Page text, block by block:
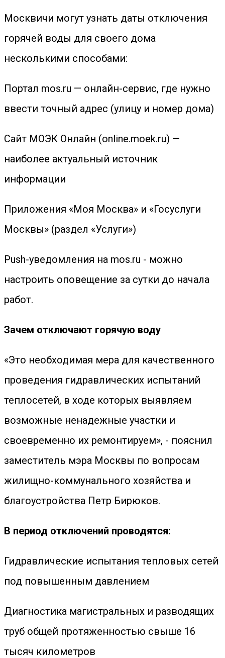
Москвичи могут узнать даты отключения
горячей воды для своего дома
несколькими способами:
Портал mos.ru — онлайн-сервис, где нужно
ввести точный адрес (улицу и номер дома)
Сайт МОЭК Онлайн (online.moek.ru) —
наиболее актуальный источник
информации
Приложения «Моя Москва» и «Госуслуги
Москвы» (раздел «Услуги»)
Push-уведомления на mos.ru - можно
настроить оповещение за сутки до начала
работ.
Зачем отключают горячую воду
«Это необходимая мера для качественного
проведения гидравлических испытаний
теплосетей, в ходе которых выявляем
возможные ненадежные участки и
своевременно их ремонтируем», - пояснил
заместитель мэра Москвы по вопросам
жилищно-коммунального хозяйства и
благоустройства Петр Бирюков.
В период отключений проводятся:
Гидравлические испытания тепловых сетей
под повышенным давлением
Диагностика магистральных и разводящих
труб общей протяженностью свыше 16
тысяч километров